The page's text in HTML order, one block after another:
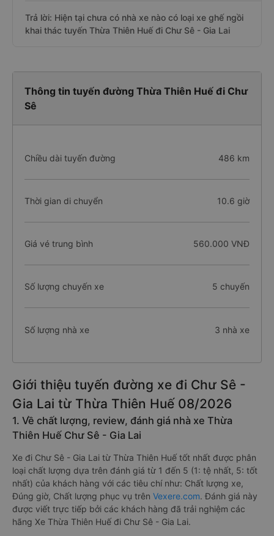
Trả lời: Hiện tại chưa có nhà xe nào có loại xe ghế ngồi
khai thác tuyến Thừa Thiên Huế đi Chư Sê - Gia Lai
Thông tin tuyến đường Thừa Thiên Huế đi Chư
Sê
Chiều dài tuyến đường 486 km
Thời gian di chuyển 10.6 giờ
Giá vé trung bình 560.000 VNĐ
Số lượng chuyến xe 5 chuyến
Số lượng nhà xe 3 nhà xe
Giới thiệu tuyến đường xe đi Chư Sê -
Gia Lai từ Thừa Thiên Huế 08/2026
1. Về chất lượng, review, đánh giá nhà xe Thừa
Thiên Huế Chư Sê - Gia Lai
Xe đi Chư Sê - Gia Lai từ Thừa Thiên Huế tốt nhất được phân
loại chất lượng dựa trên đánh giá từ 1 đến 5 (1: tệ nhất, 5: tốt
nhất) của khách hàng với các tiêu chí như: Chất lượng xe,
Đúng giờ, Chất lượng phục vụ trên Vexere.com. Đánh giá này
được viết trực tiếp bởi các khách hàng đã trải nghiệm các
hãng Xe Thừa Thiên Huế đi Chư Sê - Gia Lai.